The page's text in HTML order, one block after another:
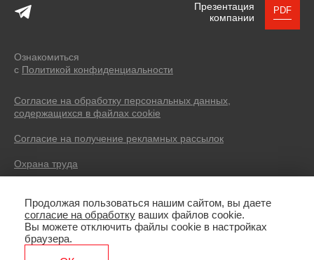
Презентация
компании
PDF
Ознакомиться
с Политикой конфиденциальности
Согласие на обработку персональных данных,
содержащихся в файлах cookie
Согласие на получение рекламных рассылок
Охрана труда
© 2004 — 2026 SEVERIN DEVELOPMENT.
Все права защищены. Все фотоматериалы, размещенные на
сайте, имеют лицензии, не являются рекламой, носят
иллюстративный характер. Копирование текстов без указания
Продолжая пользоваться нашим сайтом, вы даете
согласие на обработку ваших файлов cookie.
Вы можете отключить файлы cookie в настройках
браузера.